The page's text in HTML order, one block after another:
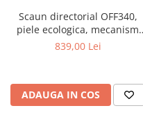
Saltele patuturi copii
Paturi copii
Masa si scaune gradinita
Scaun directorial OFF340,
piele ecologica, mecanism
balans, robust, rabatabil 180
839,00 Lei
ADAUGA IN COS